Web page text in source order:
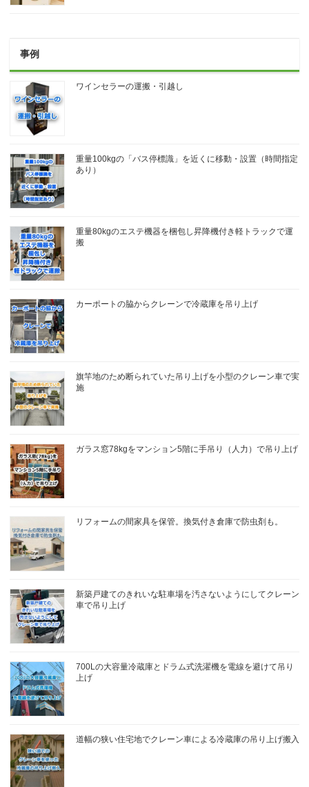
事例
ワインセラーの運搬・引越し
重量100kgの「バス停標識」を近くに移動・設置（時間指定
あり）
重量80kgのエステ機器を梱包し昇降機付き軽トラックで運
搬
カーポートの脇からクレーンで冷蔵庫を吊り上げ
旗竿地のため断られていた吊り上げを小型のクレーン車で実
施
ガラス窓78kgをマンション5階に手吊り（人力）で吊り上げ
リフォームの間家具を保管。換気付き倉庫で防虫剤も。
新築戸建てのきれいな駐車場を汚さないようにしてクレーン
車で吊り上げ
700Lの大容量冷蔵庫とドラム式洗濯機を電線を避けて吊り
上げ
道幅の狭い住宅地でクレーン車による冷蔵庫の吊り上げ搬入